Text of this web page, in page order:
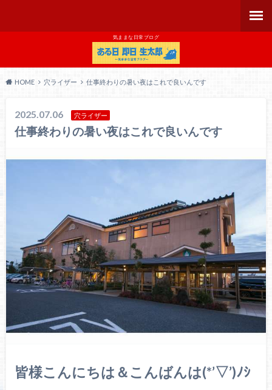
気ままな日常ブログ
HOME 穴ライザー 仕事終わりの暑い夜はこれで良いんです
2025.07.06 穴ライザー
仕事終わりの暑い夜はこれで良いんです
皆様こんにちは＆こんばんは(*’▽’)ﾉｼ